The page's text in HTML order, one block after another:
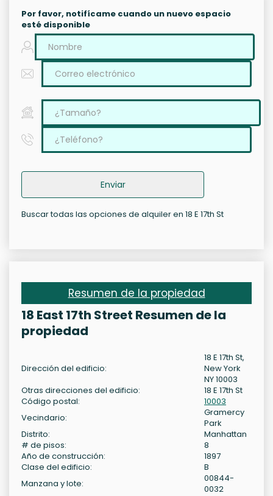
Por favor, notifícame cuando un nuevo espacio
esté disponible
Enviar
Buscar todas las opciones de alquiler en 18 E 17th St
Resumen de la propiedad
18 East 17th Street Resumen de la
propiedad
Dirección del edificio:
18 E 17th St,
New York
NY 10003
Otras direcciones del edificio:
18 E 17th St
Código postal:
10003
Vecindario:
Gramercy
Park
Distrito:
Manhattan
# de pisos:
8
Año de construcción:
1897
Clase del edificio:
B
Manzana y lote:
00844-
0032